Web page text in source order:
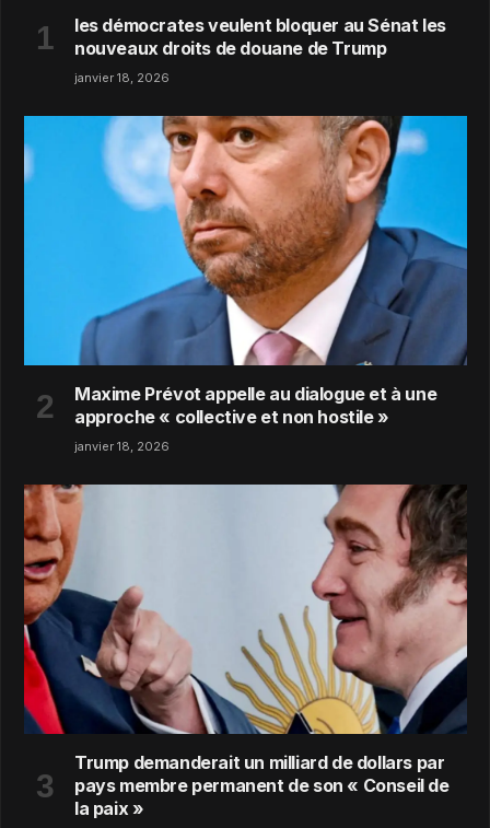
les démocrates veulent bloquer au Sénat les
nouveaux droits de douane de Trump
janvier 18, 2026
Maxime Prévot appelle au dialogue et à une
approche « collective et non hostile »
janvier 18, 2026
Trump demanderait un milliard de dollars par
pays membre permanent de son « Conseil de
la paix »